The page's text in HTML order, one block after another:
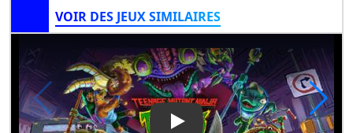
VOIR DES JEUX SIMILAIRES